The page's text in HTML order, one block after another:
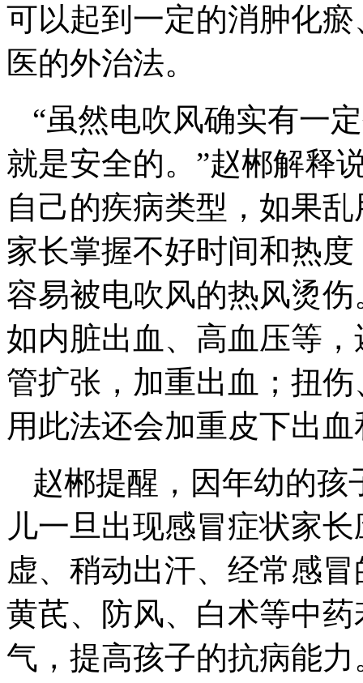
可以起到一定的消肿化
医的外治法。
“虽然电吹风确实有一
就是安全的。”赵郴解释
自己的疾病类型，如果
家长掌握不好时间和热
容易被电吹风的热风烫
如内脏出血、高血压等
管扩张，加重出血；扭
用此法还会加重皮下出
赵郴提醒，因年幼的
儿一旦出现感冒症状家
虚、稍动出汗、经常感
黄芪、防风、白术等中
气，提高孩子的抗病能力